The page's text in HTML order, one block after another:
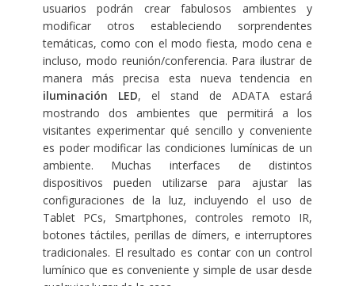
usuarios podrán crear fabulosos ambientes y
modificar otros estableciendo sorprendentes
temáticas, como con el modo fiesta, modo cena e
incluso, modo reunión/conferencia. Para ilustrar de
manera más precisa esta nueva tendencia en
iluminación LED, el stand de ADATA estará
mostrando dos ambientes que permitirá a los
visitantes experimentar qué sencillo y conveniente
es poder modificar las condiciones lumínicas de un
ambiente. Muchas interfaces de distintos
dispositivos pueden utilizarse para ajustar las
configuraciones de la luz, incluyendo el uso de
Tablet PCs, Smartphones, controles remoto IR,
botones táctiles, perillas de dímers, e interruptores
tradicionales. El resultado es contar con un control
lumínico que es conveniente y simple de usar desde